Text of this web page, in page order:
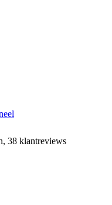
38 klantreviews